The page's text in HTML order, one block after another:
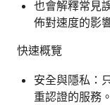
也會解釋常見
佈對速度的影
快速概覽
安全與隱私：
重認證的服務。